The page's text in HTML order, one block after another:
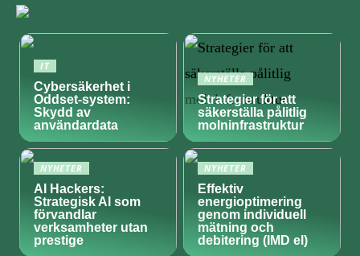
IT
Cybersäkerhet i
Oddset-system:
Skydd av
användardata
NYHETER
Strategier för att
säkerställa pålitlig
molninfrastruktur
NYHETER
AI Hackers:
Strategisk AI som
förvandlar
verksamheter utan
prestige
NYHETER
Effektiv
energioptimering
genom individuell
mätning och
debitering (IMD el)